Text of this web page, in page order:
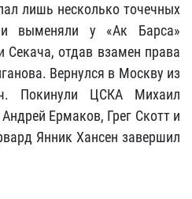
лишь несколько точечных
выменяли у «Ак Барса»
отдав взамен права
Вернулся в Москву из
Покинули ЦСКА Михаил
Ермаков, Грег Скотт и
Янник Хансен завершил